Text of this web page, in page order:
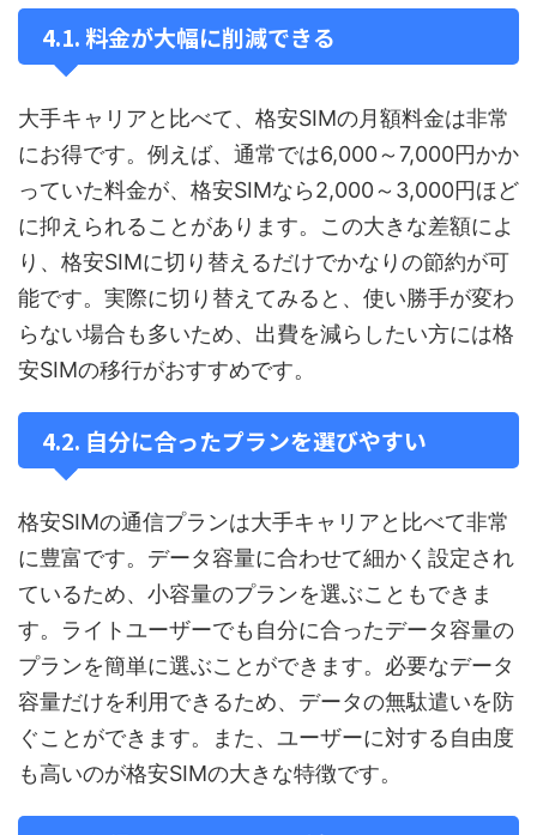
4.1. 料金が大幅に削減できる
大手キャリアと比べて、格安SIMの月額料金は非常
にお得です。例えば、通常では6,000～7,000円かか
っていた料金が、格安SIMなら2,000～3,000円ほど
に抑えられることがあります。この大きな差額によ
り、格安SIMに切り替えるだけでかなりの節約が可
能です。実際に切り替えてみると、使い勝手が変わ
らない場合も多いため、出費を減らしたい方には格
安SIMの移行がおすすめです。
4.2. 自分に合ったプランを選びやすい
格安SIMの通信プランは大手キャリアと比べて非常
に豊富です。データ容量に合わせて細かく設定され
ているため、小容量のプランを選ぶこともできま
す。ライトユーザーでも自分に合ったデータ容量の
プランを簡単に選ぶことができます。必要なデータ
容量だけを利用できるため、データの無駄遣いを防
ぐことができます。また、ユーザーに対する自由度
も高いのが格安SIMの大きな特徴です。